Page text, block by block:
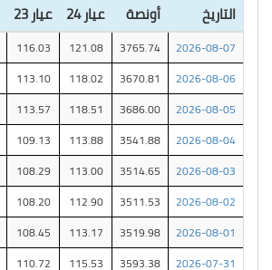
التاريخ أونصة عيار 24 عيار 23
2026-08-07
3765.74
121.08
116.03
2026-08-06
3670.81
118.02
113.10
2026-08-05
3686.00
118.51
113.57
2026-08-04
3541.88
113.88
109.13
2026-08-03
3514.65
113.00
108.29
2026-08-02
3511.53
112.90
108.20
2026-08-01
3519.98
113.17
108.45
2026-07-31
3593.38
115.53
110.72